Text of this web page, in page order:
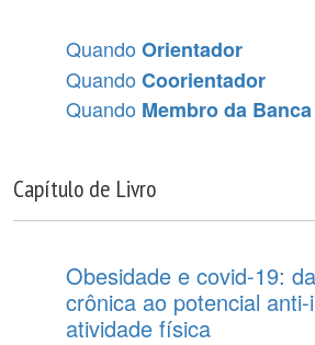
Quando Orientador
Quando Coorientador
Quando Membro da Banca
Capítulo de Livro
Obesidade e covid-19:
crônica ao potencial
atividade física